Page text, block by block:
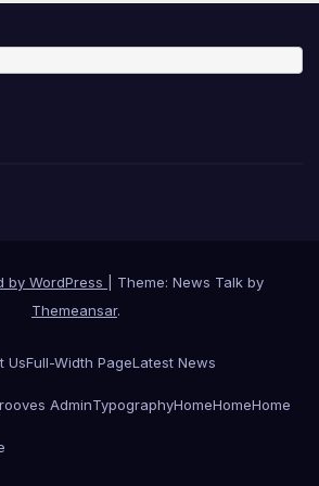
by WordPress
Theme: News Talk by
Themeansar.
UsFull-Width PageLatest News
AdminTypographyHomeHomeHome